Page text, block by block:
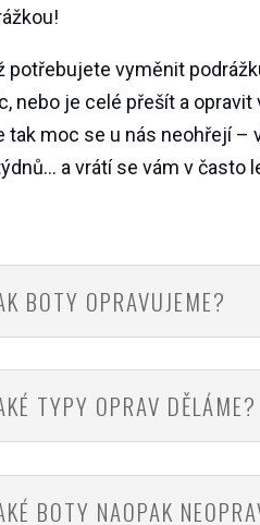
potřebujete vyměnit
nebo je celé přešít a
tak moc se u nás neohřejí –
a vrátí se vám v často
BOTY OPRAVUJEME?
TYPY OPRAV DĚLÁME?
BOTY NAOPAK